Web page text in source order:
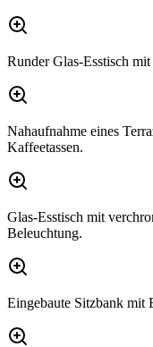
Runder Glas-Esstisch
Nahaufnahme eines
Kaffeetassen.
Glas-Esstisch mit
Beleuchtung.
Eingebaute Sitzbank mit